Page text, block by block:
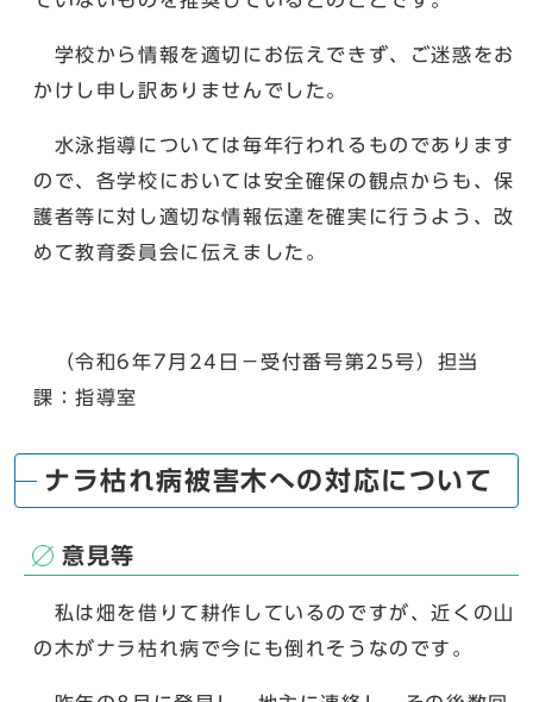
学校から情報を適切にお伝えできず、ご迷惑をお
かけし申し訳ありませんでした。
水泳指導については毎年行われるものであります
ので、各学校においては安全確保の観点からも、保
護者等に対し適切な情報伝達を確実に行うよう、改
めて教育委員会に伝えました。
（令和6年7月24日－受付番号第25号）担当
課：指導室
ナラ枯れ病被害木への対応について
意見等
私は畑を借りて耕作しているのですが、近くの山
の木がナラ枯れ病で今にも倒れそうなのです。